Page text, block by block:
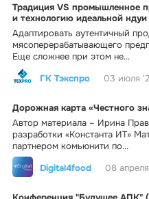
Традиция VS промышленное
и технологию идеальной ндуи
Адаптировать аутентичный
мясоперерабатывающего
Еще сложнее при этом не...
ГК Тэкспро
03 июля
Дорожная карта «Честного
Автор материала – Ирина
разработки «Константа ИТ»
партнером комьюнити по...
Digital4food
08